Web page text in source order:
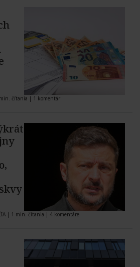
čítania | 1 komentár
| 1 min. čítania | 4 komentáre